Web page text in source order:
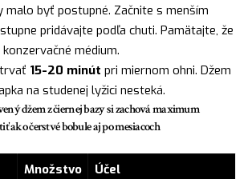
malo byť postupné. Začnite s menším
pridávajte podľa chuti. Pamätajte, že
médium.
15-20 minút pri miernom ohni. Džem
na studenej lyžici nesteká.
džem z čiernej bazy si zachová maximum
ako čerstvé bobule aj po mesiacoch
Množstvo
Účel